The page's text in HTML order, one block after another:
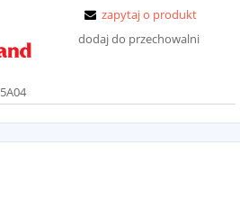
zapytaj o produkt
dodaj do przechowalni